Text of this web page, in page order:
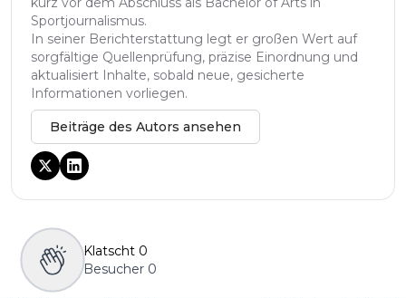
Sportjournalismus.
In seiner Berichterstattung legt er großen Wert auf
sorgfältige Quellenprüfung, präzise Einordnung und
aktualisiert Inhalte, sobald neue, gesicherte
Informationen vorliegen.
Beiträge des Autors ansehen
Klatscht 0
Besucher 0